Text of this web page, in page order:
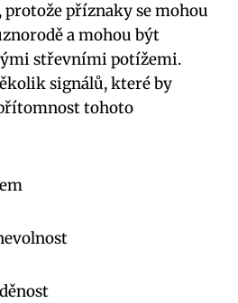
příznaky se mohou
a mohou být
střevními potížemi.
signálů, které by
tohoto